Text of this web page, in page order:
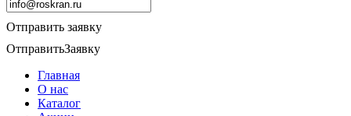
Отправить заявку
ОтправитьЗаявку
Главная
О нас
Каталог